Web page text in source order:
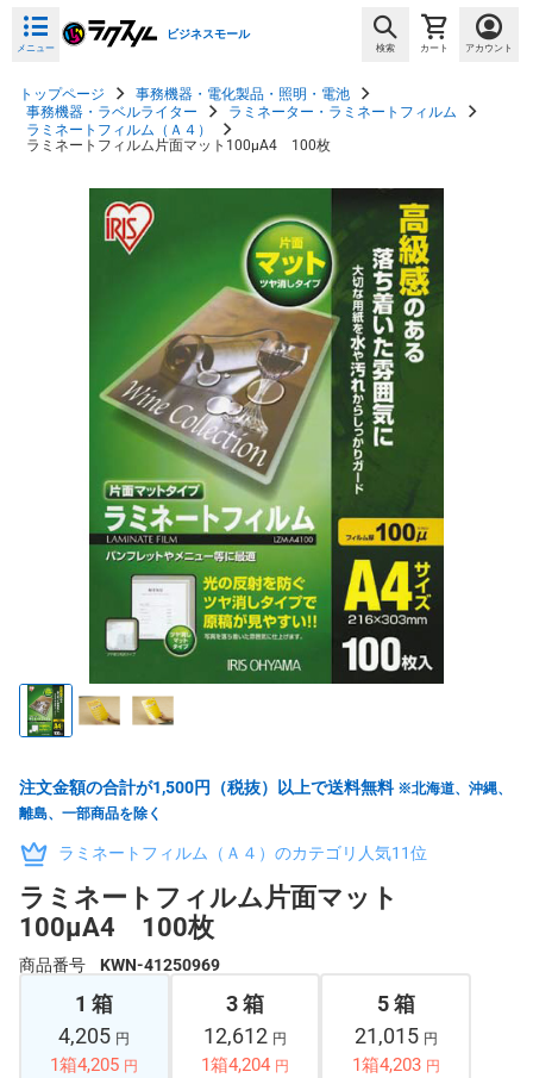
メニュー
ビジネスモール
検索 カート アカウント
トップページ
事務機器・電化製品・照明・電池
事務機器・ラベルライター
ラミネーター・ラミネートフィルム
ラミネートフィルム（Ａ４）
ラミネートフィルム片面マット100μA4 100枚
注文金額の合計が1,500円（税抜）以上で送料無料 ※北海道、沖縄、
離島、一部商品を除く
ラミネートフィルム（Ａ４）のカテゴリ人気11位
ラミネートフィルム片面マット
100μA4 100枚
商品番号 KWN-41250969
1 箱
4,205 円
1箱4,205 円
3 箱
12,612 円
1箱4,204 円
5 箱
21,015 円
1箱4,203 円